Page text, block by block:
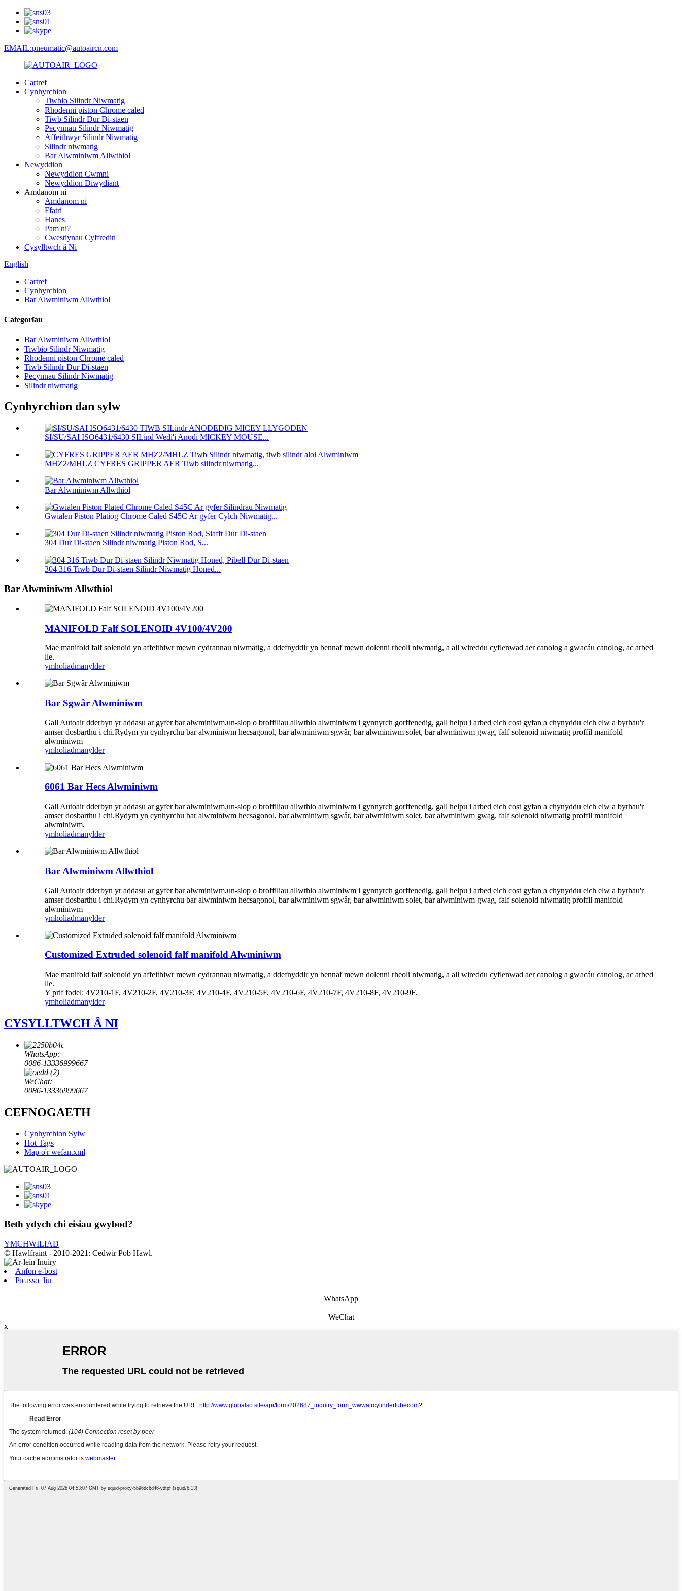
EMAIL:pneumatic@autoaircn.com
Cartref
Cynhyrchion
Tiwbio Silindr Niwmatig
Rhodenni piston Chrome caled
Tiwb Silindr Dur Di-staen
Pecynnau Silindr Niwmatig
Affeithwyr Silindr Niwmatig
Silindr niwmatig
Bar Alwminiwm Allwthiol
Newyddion
Newyddion Cwmni
Newyddion Diwydiant
Amdanom ni
Amdanom ni
Ffatri
Hanes
Pam ni?
Cwestiynau Cyffredin
Cysylltwch â Ni
English
Cartref
Cynhyrchion
Bar Alwminiwm Allwthiol
Categorïau
Bar Alwminiwm Allwthiol
Tiwbio Silindr Niwmatig
Rhodenni piston Chrome caled
Tiwb Silindr Dur Di-staen
Pecynnau Silindr Niwmatig
Silindr niwmatig
Cynhyrchion dan sylw
SI/SU/SAI ISO6431/6430 SILind Wedi'i Anodi MICKEY MOUSE...
MHZ2/MHLZ CYFRES GRIPPER AER Tiwb silindr niwmatig...
Bar Alwminiwm Allwthiol
Gwialen Piston Platiog Chrome Caled S45C Ar gyfer Cylch Niwmatig...
304 Dur Di-staen Silindr niwmatig Piston Rod, S...
304 316 Tiwb Dur Di-staen Silindr Niwmatig Honed...
Bar Alwminiwm Allwthiol
MANIFOLD Falf SOLENOID 4V100/4V200
Mae manifold falf solenoid yn affeithiwr mewn cydrannau niwmatig, a ddefnyddir yn bennaf mewn dolenni rheoli niwmatig, a all wireddu cyflenwad aer canolog a gwacáu canolog, ac arbed
lle.
ymholiadmanylder
Bar Sgwâr Alwminiwm
Gall Autoair dderbyn yr addasu ar gyfer bar alwminiwm.un-siop o broffiliau allwthio alwminiwm i gynnyrch gorffenedig, gall helpu i arbed eich cost gyfan a chynyddu eich elw a byrhau'r
amser dosbarthu i chi.Rydym yn cynhyrchu bar alwminiwm hecsagonol, bar alwminiwm sgwâr, bar alwminiwm solet, bar alwminiwm gwag, falf solenoid niwmatig proffil manifold
alwminiwm
ymholiadmanylder
6061 Bar Hecs Alwminiwm
Gall Autoair dderbyn yr addasu ar gyfer bar alwminiwm.un-siop o broffiliau allwthio alwminiwm i gynnyrch gorffenedig, gall helpu i arbed eich cost gyfan a chynyddu eich elw a byrhau'r
amser dosbarthu i chi.Rydym yn cynhyrchu bar alwminiwm hecsagonol, bar alwminiwm sgwâr, bar alwminiwm solet, bar alwminiwm gwag, falf solenoid niwmatig proffil manifold
alwminiwm.
ymholiadmanylder
Bar Alwminiwm Allwthiol
Gall Autoair dderbyn yr addasu ar gyfer bar alwminiwm.un-siop o broffiliau allwthio alwminiwm i gynnyrch gorffenedig, gall helpu i arbed eich cost gyfan a chynyddu eich elw a byrhau'r
amser dosbarthu i chi.Rydym yn cynhyrchu bar alwminiwm hecsagonol, bar alwminiwm sgwâr, bar alwminiwm solet, bar alwminiwm gwag, falf solenoid niwmatig proffil manifold
alwminiwm
ymholiadmanylder
Customized Extruded solenoid falf manifold Alwminiwm
Mae manifold falf solenoid yn affeithiwr mewn cydrannau niwmatig, a ddefnyddir yn bennaf mewn dolenni rheoli niwmatig, a all wireddu cyflenwad aer canolog a gwacáu canolog, ac arbed
lle.
Y prif fodel: 4V210-1F, 4V210-2F, 4V210-3F, 4V210-4F, 4V210-5F, 4V210-6F, 4V210-7F, 4V210-8F, 4V210-9F.
ymholiadmanylder
CYSYLLTWCH Â NI
WhatsApp:
0086-13336999667
WeChat:
0086-13336999667
CEFNOGAETH
Cynhyrchion Sylw
Hot Tags
Map o'r wefan.xml
Beth ydych chi eisiau gwybod?
YMCHWILIAD
© Hawlfraint - 2010-2021: Cedwir Pob Hawl.
Anfon e-bost
Picasso_liu
WhatsApp
WeChat
x